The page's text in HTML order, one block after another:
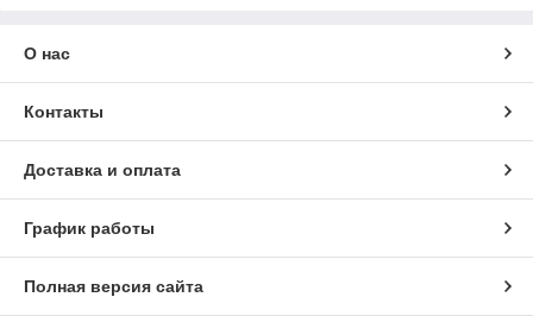
О нас
Контакты
Доставка и оплата
График работы
Полная версия сайта